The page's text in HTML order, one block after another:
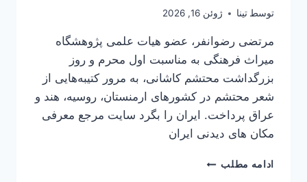
توسط تینا ژوئن 16, 2026
مرتضی رضوانفر، عضو هیات علمی پژوهشگاه
میراث فرهنگی به مناسبت اول محرم و روز
بزرگداشت محتشم کاشانی، به مرور کتیبه‌هایی از
شعر محتشم در کشورهای ارمنستان، روسیه، هند و
عراق پرداخت. ایران را بگرد سایت مرجع معرفی
مکان های دیدنی ایران
ادامه مطلب به